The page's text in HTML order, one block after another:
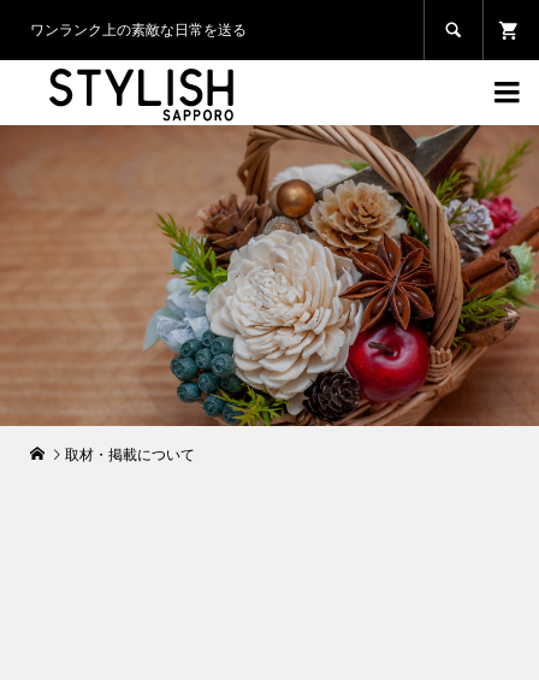
ワンランク上の素敵な日常を送る 

取材・掲載について